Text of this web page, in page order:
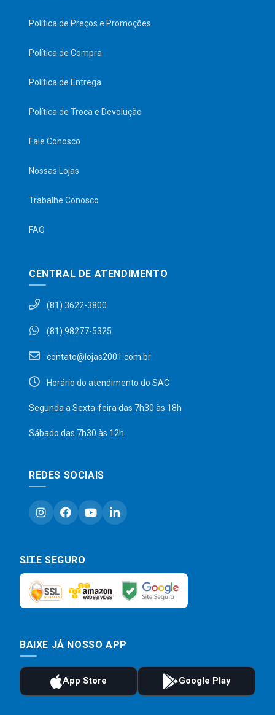
Política de Preços e Promoções
Política de Compra
Política de Entrega
Política de Troca e Devolução
Fale Conosco
Nossas Lojas
Trabalhe Conosco
FAQ
CENTRAL DE ATENDIMENTO
(81) 3622-3800
(81) 98277-5325
contato@lojas2001.com.br
Horário do atendimento do SAC
Segunda a Sexta-feira das 7h30 às 18h
Sábado das 7h30 às 12h
REDES SOCIAIS
SITE SEGURO
BAIXE JÁ NOSSO APP